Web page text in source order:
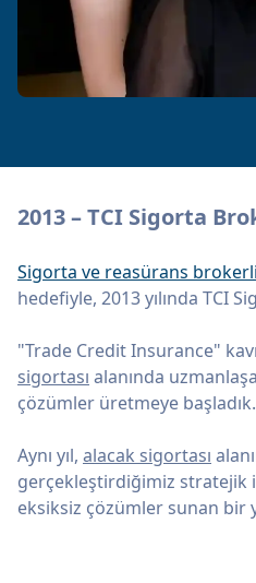
2013 – TCI Sigorta
Sigorta ve reasürans
hedefiyle, 2013 yılında TCI
"Trade Credit Insurance"
sigortası alanında
çözümler üretmeye başladık.
Aynı yıl, alacak sigortası
gerçekleştirdiğimiz stratejik
eksiksiz çözümler sunan bir